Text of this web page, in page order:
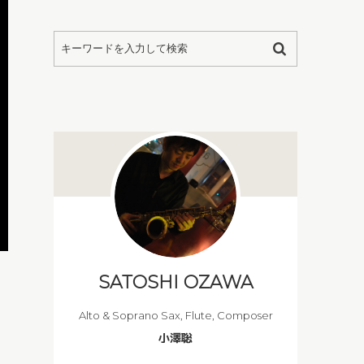
SATOSHI OZAWA
Alto & Soprano Sax, Flute, Composer
小澤聡